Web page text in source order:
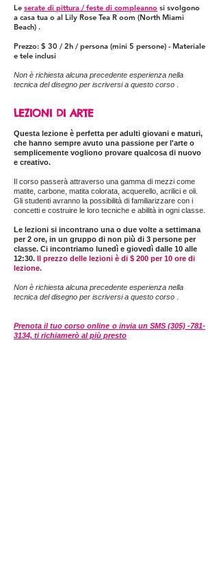
Le serate di pittura / feste di compleanno si svolgono
a casa tua o al Lily Rose Tea R oom (North Miami
Beach) .
Prezzo: $ 30 / 2h / persona (mini 5 persone) - Materiale
e tele inclusi
Non è richiesta alcuna precedente esperienza nella
tecnica del disegno per iscriversi a questo corso
LEZIONI DI ARTE
Questa lezione è perfetta per adulti giovani e maturi,
che hanno sempre avuto una passione per l'arte o
semplicemente vogliono provare qualcosa di nuovo
e creativo.
Il corso passerà attraverso una gamma di mezzi come
matite, carbone, matita colorata, acquerello, acrilici e oli.
Gli studenti avranno la possibilità di familiarizzare con i
concetti e costruire le loro tecniche e abilità in ogni classe.
Le lezioni si incontrano una o due volte a settimana
per 2 ore, in un gruppo di non più di 3 persone per
classe. Ci incontriamo lunedì e giovedì dalle 10 alle
12:30. Il prezzo delle lezioni è di $ 200 per 10 ore di
lezione.
Non è richiesta alcuna precedente esperienza nella
tecnica del disegno per iscriversi a questo corso
Prenota il tuo corso online o invia un SMS (305) -781-
3134, ti richiamerò al più presto